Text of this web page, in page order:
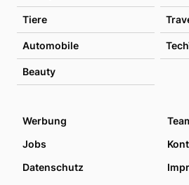
Tiere
Automobile
Beauty
Werbung
Jobs
Datenschutz